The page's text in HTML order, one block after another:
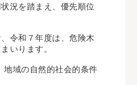
況を踏まえ、優先順位
令和７年度は、危険木
いります。
域の自然的社会的条件